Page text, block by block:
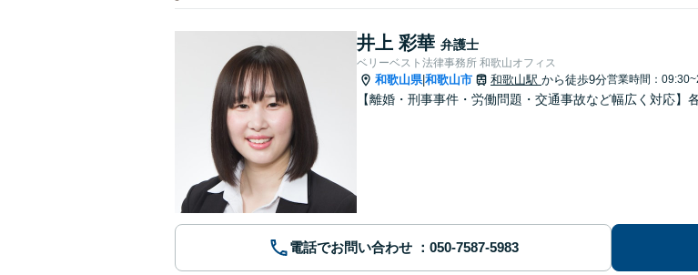
井上 彩華 弁護士
ベリーベスト法律事務所 和歌山オフィス
和歌山県|和歌山市 和歌山駅 から徒歩9分営業時間：
【離婚・刑事事件・労働問題・交通事故など幅広く対応】
電話でお問い合わせ